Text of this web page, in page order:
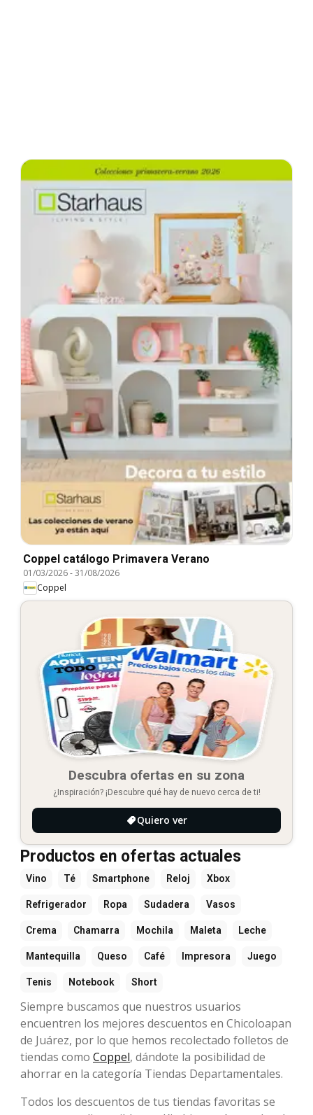
Coppel catálogo Primavera Verano
01/03/2026-31/08/2026
Coppel
Descubra ofertas en su zona
¿Inspiración? ¡Descubre qué hay de nuevo cerca de ti!
Quiero ver
Productos en ofertas actuales
Vino Té Smartphone Reloj Xbox
Refrigerador Ropa Sudadera Vasos
Crema Chamarra Mochila Maleta Leche
Mantequilla Queso Café Impresora Juego
Tenis Notebook Short
Siempre buscamos que nuestros usuarios
encuentren los mejores descuentos en Chicoloapan
de Juárez, por lo que hemos recolectado folletos de
tiendas como Coppel, dándote la posibilidad de
ahorrar en la categoría Tiendas Departamentales.
Todos los descuentos de tus tiendas favoritas se